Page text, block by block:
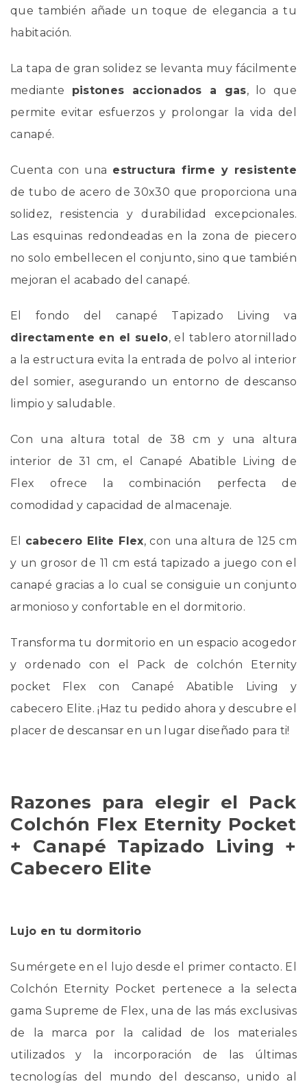
que también añade un toque de elegancia a tu
habitación.
La tapa de gran solidez se levanta muy fácilmente
mediante pistones accionados a gas, lo que
permite evitar esfuerzos y prolongar la vida del
canapé.
Cuenta con una estructura firme y resistente
de tubo de acero de 30x30 que proporciona una
solidez, resistencia y durabilidad excepcionales.
Las esquinas redondeadas en la zona de piecero
no solo embellecen el conjunto, sino que también
mejoran el acabado del canapé.
El fondo del canapé Tapizado Living va
directamente en el suelo, el tablero atornillado
a la estructura evita la entrada de polvo al interior
del somier, asegurando un entorno de descanso
limpio y saludable.
Con una altura total de 38 cm y una altura
interior de 31 cm, el Canapé Abatible Living de
Flex ofrece la combinación perfecta de
comodidad y capacidad de almacenaje.
El cabecero Elite Flex, con una altura de 125 cm
y un grosor de 11 cm está tapizado a juego con el
canapé gracias a lo cual se consiguie un conjunto
armonioso y confortable en el dormitorio.
Transforma tu dormitorio en un espacio acogedor
y ordenado con el Pack de colchón Eternity
pocket Flex con Canapé Abatible Living y
cabecero Elite. ¡Haz tu pedido ahora y descubre el
placer de descansar en un lugar diseñado para ti!
Razones para elegir el Pack
Colchón Flex Eternity Pocket
+ Canapé Tapizado Living +
Cabecero Elite
Lujo en tu dormitorio
Sumérgete en el lujo desde el primer contacto. El
Colchón Eternity Pocket pertenece a la selecta
gama Supreme de Flex, una de las más exclusivas
de la marca por la calidad de los materiales
utilizados y la incorporación de las últimas
tecnologías del mundo del descanso, unido al